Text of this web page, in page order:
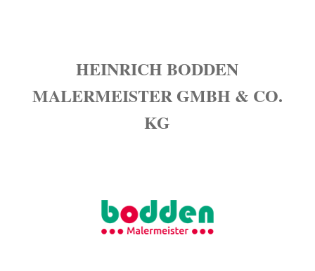
HEINRICH BODDEN
MALERMEISTER GMBH & CO.
KG